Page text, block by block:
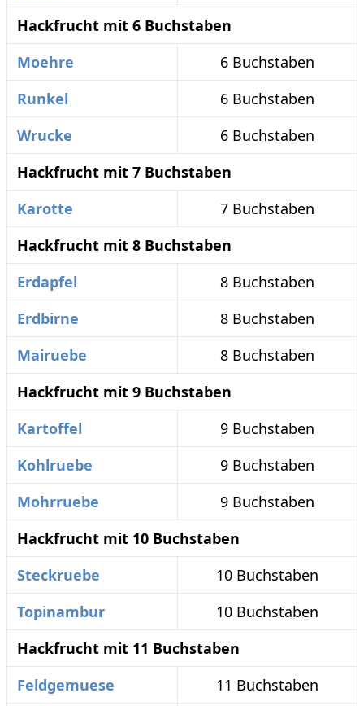
Hackfrucht mit 6 Buchstaben
Moehre
6 Buchstaben
Runkel
6 Buchstaben
Wrucke
6 Buchstaben
Hackfrucht mit 7 Buchstaben
Karotte
7 Buchstaben
Hackfrucht mit 8 Buchstaben
Erdapfel
8 Buchstaben
Erdbirne
8 Buchstaben
Mairuebe
8 Buchstaben
Hackfrucht mit 9 Buchstaben
Kartoffel
9 Buchstaben
Kohlruebe
9 Buchstaben
Mohrruebe
9 Buchstaben
Hackfrucht mit 10 Buchstaben
Steckruebe
10 Buchstaben
Topinambur
10 Buchstaben
Hackfrucht mit 11 Buchstaben
Feldgemuese
11 Buchstaben